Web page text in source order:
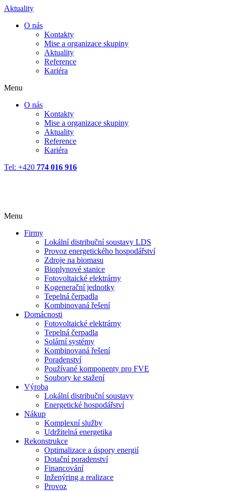
Aktuality
O nás
Kontakty
Mise a organizace skupiny
Aktuality
Reference
Kariéra
Menu
O nás
Kontakty
Mise a organizace skupiny
Aktuality
Reference
Kariéra
Tel: +420 774 016 916
Menu
Firmy
Lokální distribuční soustavy LDS
Provoz energetického hospodářství
Zdroje na biomasu
Bioplynové stanice
Fotovoltaické elektrárny
Kogenerační jednotky
Tepelná čerpadla
Kombinovaná řešení
Domácnosti
Fotovoltaické elektrárny
Tepelná čerpadla
Solární systémy
Kombinovaná řešení
Poradenství
Používané komponenty pro FVE
Soubory ke stažení
Výroba
Lokální distribuční soustavy
Energetické hospodářství
Nákup
Komplexní služby
Udržitelná energetika
Rekonstrukce
Optimalizace a úspory energií
Dotační poradenství
Financování
Inženýring a realizace
Provoz